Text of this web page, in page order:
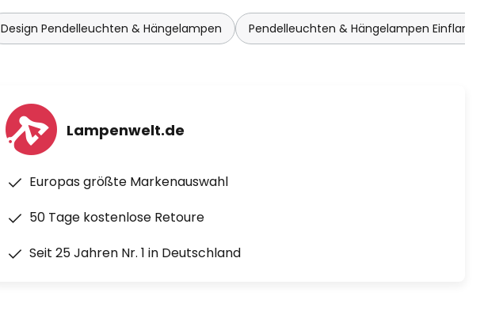
Design Pendelleuchten & Hängelampen Pendelleuchten & Hängelampen Einflammig
Lampenwelt.de
Europas größte Markenauswahl
50 Tage kostenlose Retoure
Seit 25 Jahren Nr. 1 in Deutschland